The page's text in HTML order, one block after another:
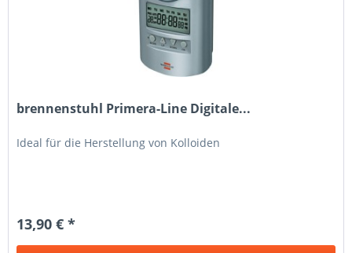
brennenstuhl Primera-Line Digitale...
Ideal für die Herstellung von Kolloiden
13,90 € *